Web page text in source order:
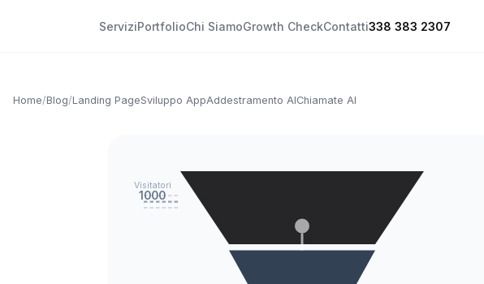
ServiziPortfolioChi SiamoGrowth CheckContatti338 383 2307
Home/Blog/Landing PageSviluppo AppAddestramento AIChiamate AI
Visitatori
1000